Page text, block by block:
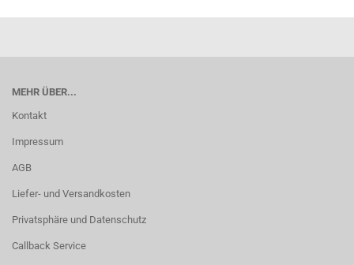
MEHR ÜBER...
Kontakt
Impressum
AGB
Liefer- und Versandkosten
Privatsphäre und Datenschutz
Callback Service